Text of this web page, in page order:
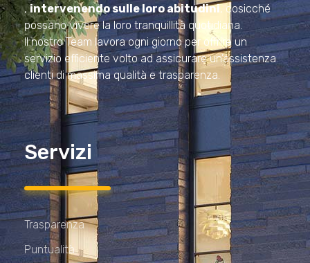
,intervenendo sulle loro abitudini, cosicché
possano vivere la loro tranquillità quotidiana.
Il nostro Team lavora ogni giorno per offrire un
servizio efficiente volto ad assicurare un’assistenza
clienti di massima qualità e trasparenza.
Servizi
Trasparenza
Puntualità